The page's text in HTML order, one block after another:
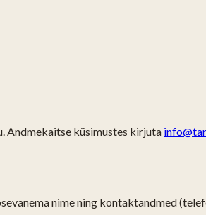
Andmekaitse küsimustes kirjuta
nime ning kontaktandmed